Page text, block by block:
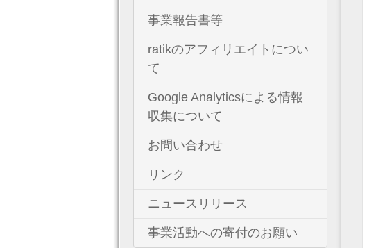
事業報告書等
ratikのアフィリエイトについ
て
Google Analyticsによる情報
収集について
お問い合わせ
リンク
ニュースリリース
事業活動への寄付のお願い